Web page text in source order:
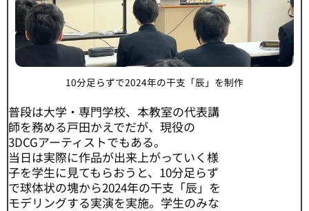
10分足らずで2024年の干支「辰」を制作
普段は大学・専門学校、本教室の代表講
師を務める戸田かえでだが、現役の
3DCGアーティストでもある。
当日は実際に作品が出来上がっていく様
子を学生に見てもらおうと、10分足らず
で球体状の塊から2024年の干支「辰」を
モデリングする実演を実施。学生のみな